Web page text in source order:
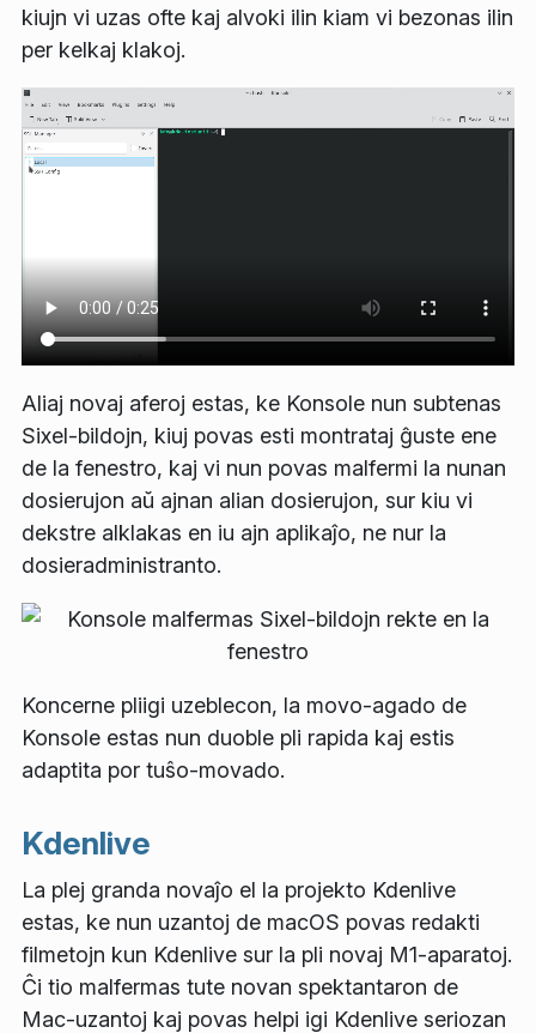
kiujn vi uzas ofte kaj alvoki ilin kiam vi bezonas ilin
per kelkaj klakoj.
Aliaj novaj aferoj estas, ke Konsole nun subtenas
Sixel-bildojn, kiuj povas esti montrataj ĝuste ene
de la fenestro, kaj vi nun povas malfermi la nunan
dosierujon aŭ ajnan alian dosierujon, sur kiu vi
dekstre alklakas en iu ajn aplikaĵo, ne nur la
dosieradministranto.
Koncerne pliigi uzeblecon, la movo-agado de
Konsole estas nun duoble pli rapida kaj estis
adaptita por tuŝo-movado.
Kdenlive
La plej granda novaĵo el la projekto Kdenlive
estas, ke nun uzantoj de macOS povas redakti
filmetojn kun Kdenlive sur la pli novaj M1-aparatoj.
Ĉi tio malfermas tute novan spektantaron de
Mac-uzantoj kaj povas helpi igi Kdenlive seriozan